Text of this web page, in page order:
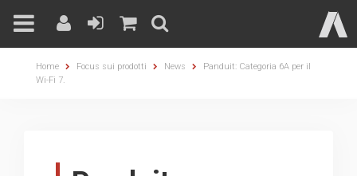
Home Focus sui prodotti News
Panduit: Categoria 6A per il
Wi-Fi 7.